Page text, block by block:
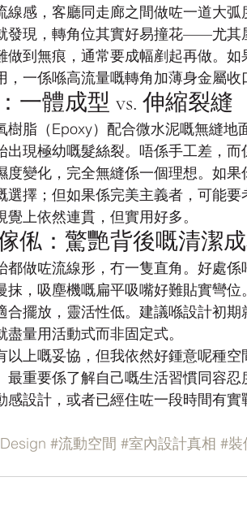
線感，客廳同走廊之間做咗一道大
發現，轉角位其實好易撞花——尤其
做到無痕，通常要成幅剷起再做。
，一係喺高流量嘅轉角加薄身金屬收
一體成型 vs. 伸縮裂縫
樹脂（Epoxy）配合微水泥嘅無縫
出現極幼嘅髮絲裂。唔係手工差，
度變化，完全無縫係一個理想。如
選擇；但如果係完美主義者，可能
上依然連貫，但實用好多。
俬：驚艷背後嘅清潔
都做咗流線形，冇一隻直角。好處
抹，吸塵機嘅扁平吸嘴好難貼實彎
合擺放，靈活性低。建議喺設計初
量用活動式而非固定式。
以上嘅妥協，但我依然好鍾意呢種
最重要係了解自己嘅生活習慣同容
感設計，或者已經住咗一段時間有
#流動空間 #室內設計真相 #裝